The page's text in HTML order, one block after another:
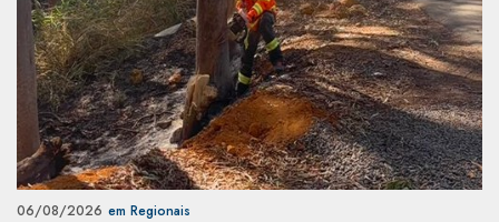
06/08/2026 em Regionais